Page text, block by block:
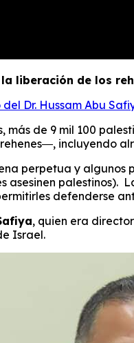
liberación de los
Dr. Hussam Abu
de 9 mil 100
incluyendo
perpetua y
asesinen palestinos).
defenderse
, quien era
Israel.